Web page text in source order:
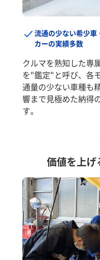
流通の少ない希少車
カーの実績多数
クルマを熟知した専
を"鑑定"と呼び、各
通量の少ない車種も
響まで見極めた納得
す。
価値を上げ